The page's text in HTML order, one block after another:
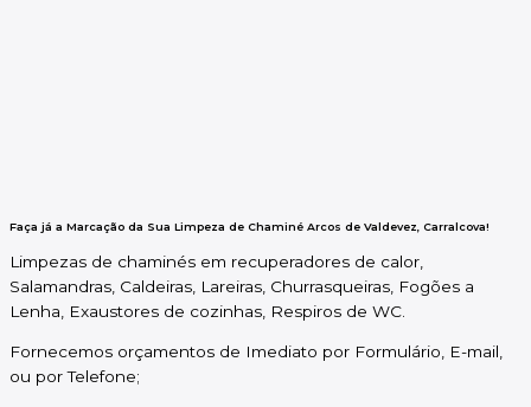
Faça já a Marcação da Sua Limpeza de Chaminé Arcos de Valdevez, Carralcova!
Limpezas de chaminés em recuperadores de calor,
Salamandras, Caldeiras, Lareiras, Churrasqueiras, Fogões a
Lenha, Exaustores de cozinhas, Respiros de WC.
Fornecemos orçamentos de Imediato por Formulário, E-mail,
ou por Telefone;